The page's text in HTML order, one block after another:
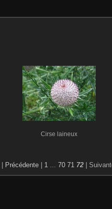
Cirse laineux
Précédente 1 ... 70 71 72 |